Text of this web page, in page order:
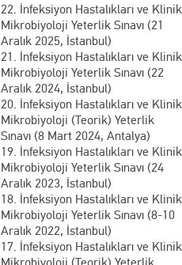
22. İnfeksiyon Hastalıkları ve Klinik
Mikrobiyoloji Yeterlik Sınavı (21
Aralık 2025, İstanbul)
21. İnfeksiyon Hastalıkları ve Klinik
Mikrobiyoloji Yeterlik Sınavı (22
Aralık 2024, İstanbul)
20. İnfeksiyon Hastalıkları ve Klinik
Mikrobiyoloji (Teorik) Yeterlik
Sınavı (8 Mart 2024, Antalya)
19. İnfeksiyon Hastalıkları ve Klinik
Mikrobiyoloji Yeterlik Sınavı (24
Aralık 2023, İstanbul)
18. İnfeksiyon Hastalıkları ve Klinik
Mikrobiyoloji Yeterlik Sınavı (8-10
Aralık 2022, İstanbul)
17. İnfeksiyon Hastalıkları ve Klinik